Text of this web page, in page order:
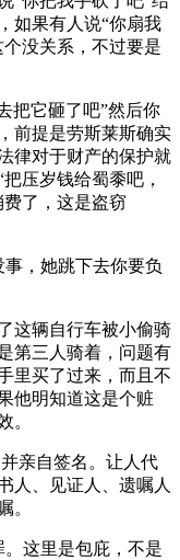
如果有人说“你扇我
没关系，不过要是
把它砸了吧”然后你
前提是劳斯莱斯确实
律对于财产的保护就
压岁钱给蜀黍吧，
了，这是盗窃
，她跳下去你要负
这辆自行车被小偷骑
第三人骑着，问题有
里买了过来，而且不
他明知道这是个赃
。
亲自签名。让人代
人、见证人、遗嘱人
。
这里是包庇，不是